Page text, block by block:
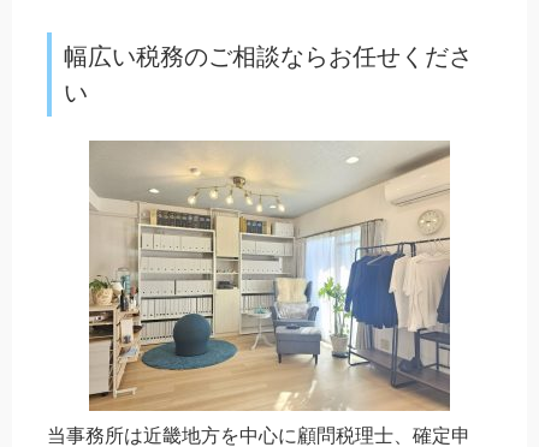
幅広い税務のご相談ならお任せくださ
い
当事務所は近畿地方を中心に顧問税理士、確定申